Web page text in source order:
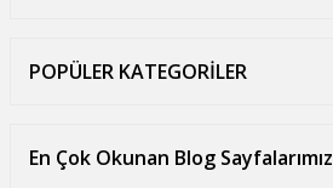
POPÜLER KATEGORİLER
En Çok Okunan Blog Sayfalarımız